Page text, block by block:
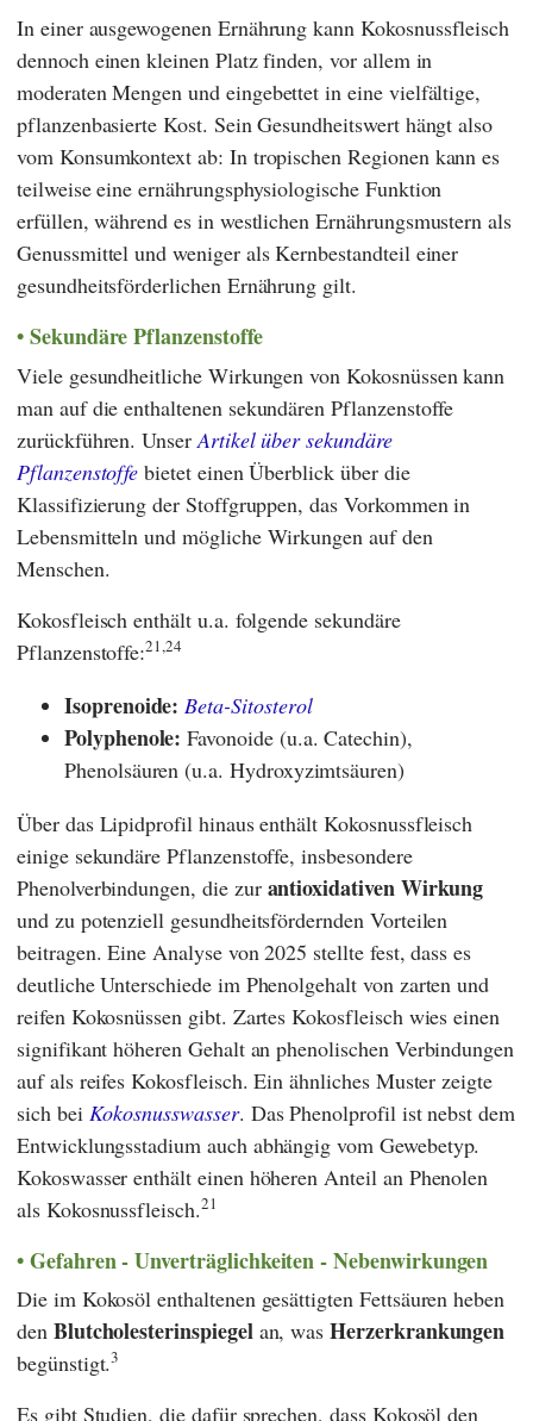
In einer ausgewogenen Ernährung kann Kokosnussfleisch
dennoch einen kleinen Platz finden, vor allem in
moderaten Mengen und eingebettet in eine vielfältige,
pflanzenbasierte Kost. Sein Gesundheitswert hängt also
vom Konsumkontext ab: In tropischen Regionen kann es
teilweise eine ernährungsphysiologische Funktion
erfüllen, während es in westlichen Ernährungsmustern als
Genussmittel und weniger als Kernbestandteil einer
gesundheitsförderlichen Ernährung gilt.
Sekundäre Pflanzenstoffe
Viele gesundheitliche Wirkungen von Kokosnüssen kann
man auf die enthaltenen sekundären Pflanzenstoffe
zurückführen. Unser Artikel über sekundäre
Pflanzenstoffe bietet einen Überblick über die
Klassifizierung der Stoffgruppen, das Vorkommen in
Lebensmitteln und mögliche Wirkungen auf den
Menschen.
Kokosfleisch enthält u.a. folgende sekundäre
Pflanzenstoffe:21,24
Isoprenoide: Beta-Sitosterol
Polyphenole: Favonoide (u.a. Catechin),
Phenolsäuren (u.a. Hydroxyzimtsäuren)
Über das Lipidprofil hinaus enthält Kokosnussfleisch
einige sekundäre Pflanzenstoffe, insbesondere
Phenolverbindungen, die zur antioxidativen Wirkung
und zu potenziell gesundheitsfördernden Vorteilen
beitragen. Eine Analyse von 2025 stellte fest, dass es
deutliche Unterschiede im Phenolgehalt von zarten und
reifen Kokosnüssen gibt. Zartes Kokosfleisch wies einen
signifikant höheren Gehalt an phenolischen Verbindungen
auf als reifes Kokosfleisch. Ein ähnliches Muster zeigte
sich bei Kokosnusswasser. Das Phenolprofil ist nebst dem
Entwicklungsstadium auch abhängig vom Gewebetyp.
Kokoswasser enthält einen höheren Anteil an Phenolen
als Kokosnussfleisch.21
Gefahren - Unverträglichkeiten - Nebenwirkungen
Die im Kokosöl enthaltenen gesättigten Fettsäuren heben
den Blutcholesterinspiegel an, wasHerzerkrankungen
begünstigt.3
Es gibt Studien, die dafür sprechen, dass Kokosöl den